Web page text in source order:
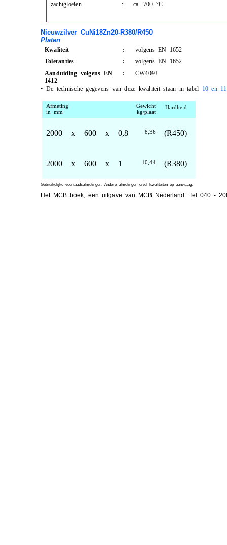
zachtgloeien
: ca. 700 °C
Nieuwzilver CuNi18Zn20-R380/R450
Platen
Kwaliteit :
volgens EN 1652
Toleranties
:
volgens EN 1652
Aanduiding volgens EN
1412
: CW409J
• De technische gegevens van deze kwaliteit staan in tabel 10 en 11
Afmeting
in mm
Gewicht
kg/plaat
Hardheid
2000 x 600 x 0,8 8,36 (R450)
2000 x 600 x 1 10,44 (R380)
Gebruikelijke voorraadsafmetingen. Andere afmetingen en/of kwaliteiten op aanvraag.
Het MCB boek, een uitgave van MCB Nederland. Tel 040 -